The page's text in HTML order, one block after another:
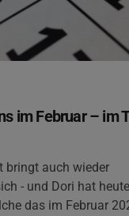
im Februar – im
bringt auch wieder
- und Dori hat
das im Februar